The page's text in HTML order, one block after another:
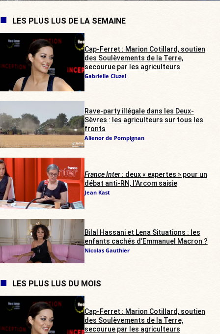
LES PLUS LUS DE LA SEMAINE
Cap-Ferret : Marion Cotillard, soutien
des Soulèvements de la Terre,
secourue par les agriculteurs
Gabrielle Cluzel
Rave-party illégale dans les Deux-
Sèvres : les agriculteurs sur tous les
fronts
Alienor de Pompignan
France Inter: deux « expertes » pour un
débat anti-RN, l’Arcom saisie
Jean Kast
Bilal Hassani et Lena Situations : les
enfants cachés d’Emmanuel Macron ?
Nicolas Gauthier
LES PLUS LUS DU MOIS
Cap-Ferret : Marion Cotillard, soutien
des Soulèvements de la Terre,
secourue par les agriculteurs